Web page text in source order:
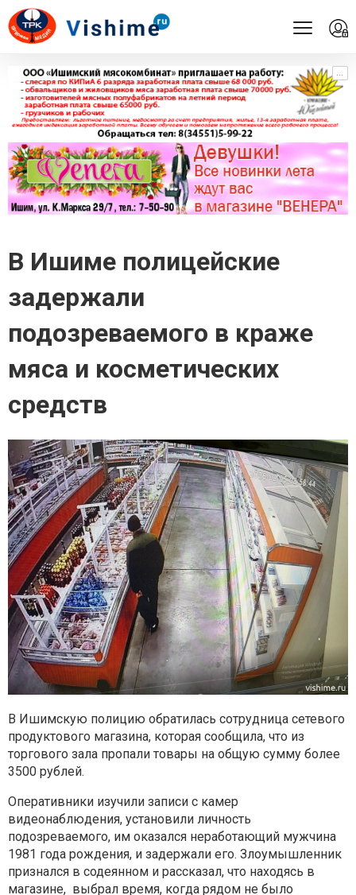
...
...
В Ишиме полицейские
задержали
подозреваемого в краже
мяса и косметических
средств
В Ишимскую полицию обратилась сотрудница сетевого
продуктового магазина, которая сообщила, что из
торгового зала пропали товары на общую сумму более
3500 рублей.
Оперативники изучили записи с камер
видеонаблюдения, установили личность
подозреваемого, им оказался неработающий мужчина
1981 года рождения, и задержали его. Злоумышленник
признался в содеянном и рассказал, что находясь в
магазине, выбрал время, когда рядом не было